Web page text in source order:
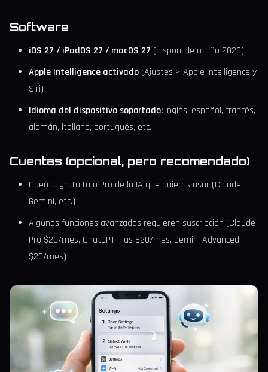
Software
iOS 27 / iPadOS 27 / macOS 27 (disponible otoño 2026)
Apple Intelligence activado (Ajustes > Apple Intelligence y
Siri)
Idioma del dispositivo soportado: Inglés, español, francés,
alemán, italiano, portugués, etc.
Cuentas (opcional, pero recomendado)
Cuenta gratuita o Pro de la IA que quieras usar (Claude,
Gemini, etc.)
Algunas funciones avanzadas requieren suscripción (Claude
Pro $20/mes, ChatGPT Plus $20/mes, Gemini Advanced
$20/mes)